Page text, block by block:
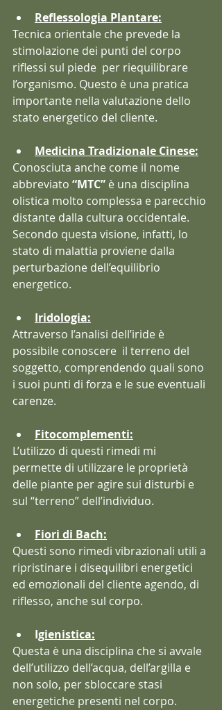
Reflessologia Plantare:
Tecnica orientale che prevede la
stimolazione dei punti del corpo
riflessi sul piede  per riequilibrare
l’organismo. Questo è una pratica
importante nella valutazione dello
stato energetico del cliente.
Medicina Tradizionale Cinese:
Conosciuta anche come il nome
abbreviato “MTC” è una disciplina
olistica molto complessa e parecchio
distante dalla cultura occidentale.
Secondo questa visione, infatti, lo
stato di malattia proviene dalla
perturbazione dell’equilibrio
energetico.
Iridologia:
Attraverso l’analisi dell’iride è
possibile conoscere  il terreno del
soggetto, comprendendo quali sono
i suoi punti di forza e le sue eventuali
carenze.
Fitocomplementi:
L’utilizzo di questi rimedi mi
permette di utilizzare le proprietà
delle piante per agire sui disturbi e
sul “terreno” dell’individuo.
Fiori di Bach:
Questi sono rimedi vibrazionali utili a
ripristinare i disequilibri energetici
ed emozionali del cliente agendo, di
riflesso, anche sul corpo.
Igienistica:
Questa è una disciplina che si avvale
dell’utilizzo dell’acqua, dell’argilla e
non solo, per sbloccare stasi
energetiche presenti nel corpo.